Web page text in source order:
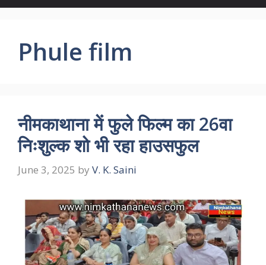
Phule film
नीमकाथाना में फुले फिल्म का 26वा
निःशुल्क शो भी रहा हाउसफुल
June 3, 2025 by V. K. Saini